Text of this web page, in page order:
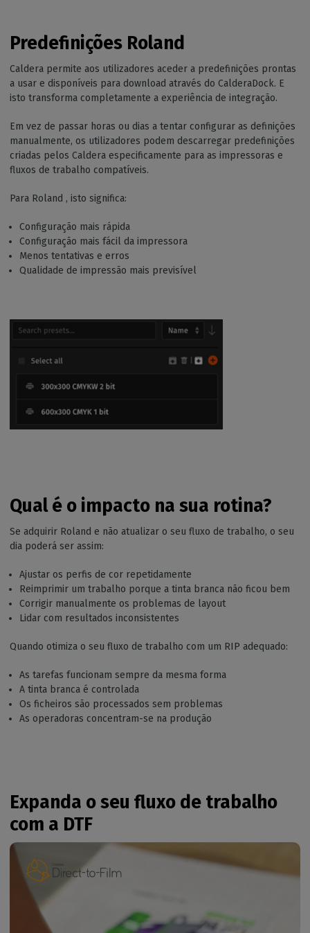
Predefinições Roland
Caldera permite aos utilizadores aceder a predefinições prontas
a usar e disponíveis para download através do CalderaDock. E
isto transforma completamente a experiência de integração.
Em vez de passar horas ou dias a tentar configurar as definições
manualmente, os utilizadores podem descarregar predefinições
criadas pelos Caldera especificamente para as impressoras e
fluxos de trabalho compatíveis.
Para Roland , isto significa:
Configuração mais rápida
Configuração mais fácil da impressora
Menos tentativas e erros
Qualidade de impressão mais previsível
Qual é o impacto na sua rotina?
Se adquirir Roland e não atualizar o seu fluxo de trabalho, o seu
dia poderá ser assim:
Ajustar os perfis de cor repetidamente
Reimprimir um trabalho porque a tinta branca não ficou bem
Corrigir manualmente os problemas de layout
Lidar com resultados inconsistentes
Quando otimiza o seu fluxo de trabalho com um RIP adequado:
As tarefas funcionam sempre da mesma forma
A tinta branca é controlada
Os ficheiros são processados sem problemas
As operadoras concentram-se na produção
Expanda o seu fluxo de trabalho
com a DTF